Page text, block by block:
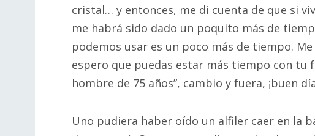
cristal… y entonces, me di cuenta de que si
me habrá sido dado un poquito más de
podemos usar es un poco más de tiempo.
espero que puedas estar más tiempo con tu
hombre de 75 años”, cambio y fuera, ¡buen
Uno pudiera haber oído un alfiler caer en la